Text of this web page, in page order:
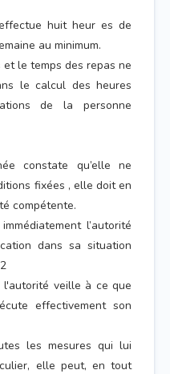
huit heur es de
au minimum.
le temps des repas ne
le calcul des heures
de la personne
constate qu’elle ne
fixées , elle doit en
compétente.
l’autorité
dans sa situation
l'autorité veille à ce que
effectivement son
les mesures qui lui
elle peut, en tout